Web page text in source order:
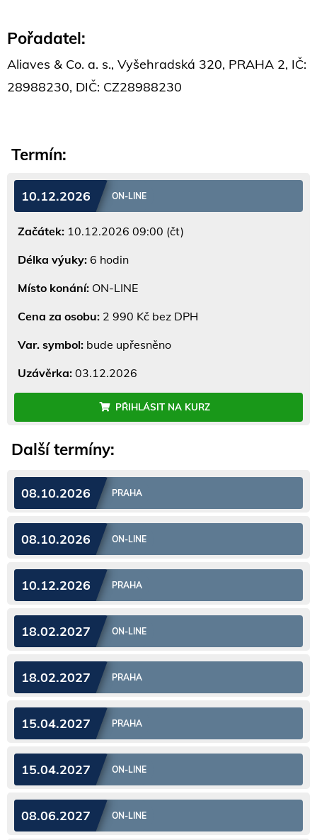
Pořadatel:
Aliaves & Co. a. s., Vyšehradská 320, PRAHA 2, IČ:
28988230, DIČ: CZ28988230
Termín:
10.12.2026 ON-LINE
Začátek: 10.12.2026 09:00 (čt)
Délka výuky: 6 hodin
Místo konání: ON-LINE
Cena za osobu: 2 990 Kč bez DPH
Var. symbol: bude upřesněno
Uzávěrka: 03.12.2026
PŘIHLÁSIT NA KURZ
Další termíny:
08.10.2026 PRAHA
08.10.2026 ON-LINE
10.12.2026 PRAHA
18.02.2027 ON-LINE
18.02.2027 PRAHA
15.04.2027 PRAHA
15.04.2027 ON-LINE
08.06.2027 ON-LINE